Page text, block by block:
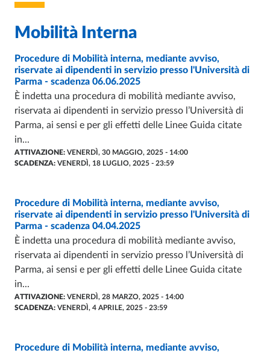
Mobilità Interna
BANDO- ULTIMO AGGIORNAMENTO: 26/03/2026
Procedure di Mobilità interna, mediante avviso,
riservate ai dipendenti in servizio presso l'Università di
Parma - scadenza 06.06.2025
È indetta una procedura di mobilità mediante avviso,
riservata ai dipendenti in servizio presso l’Università di
Parma, ai sensi e per gli effetti delle Linee Guida citate
in...
ATTIVAZIONE: VENERDÌ, 30 MAGGIO, 2025 - 14:00
SCADENZA: VENERDÌ, 18 LUGLIO, 2025 - 23:59
BANDO- ULTIMO AGGIORNAMENTO: 08/09/2025
Procedure di Mobilità interna, mediante avviso,
riservate ai dipendenti in servizio presso l'Università di
Parma - scadenza 04.04.2025
È indetta una procedura di mobilità mediante avviso,
riservata ai dipendenti in servizio presso l’Università di
Parma, ai sensi e per gli effetti delle Linee Guida citate
in...
ATTIVAZIONE: VENERDÌ, 28 MARZO, 2025 - 14:00
SCADENZA: VENERDÌ, 4 APRILE, 2025 - 23:59
BANDO- ULTIMO AGGIORNAMENTO: 08/05/2024
Procedure di Mobilità interna, mediante avviso,